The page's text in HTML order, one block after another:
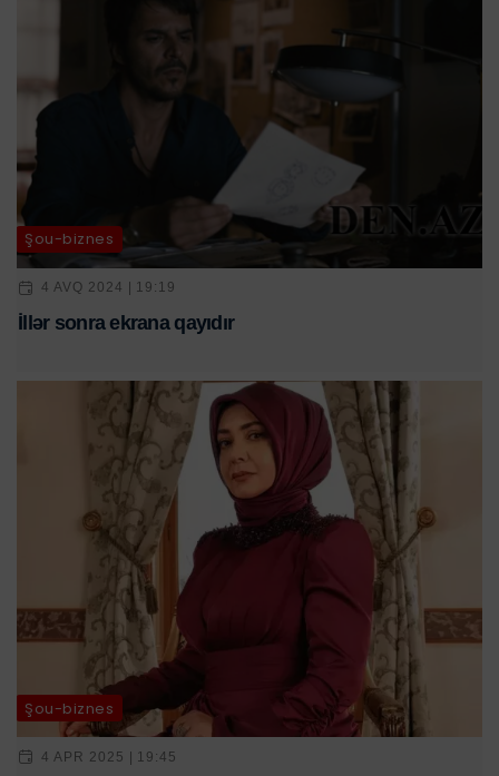
Şou-biznes
4 AVQ 2024 | 19:19
İllər sonra ekrana qayıdır
Şou-biznes
4 APR 2025 | 19:45